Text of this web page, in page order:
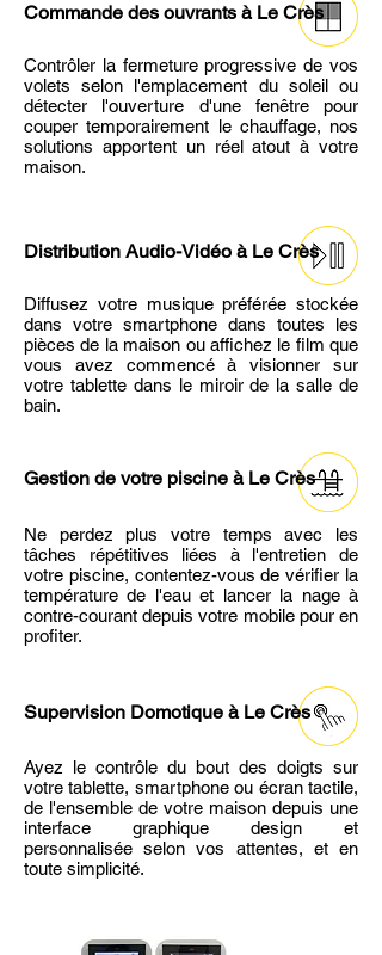
Commande des ouvrants à Le Crès
Contrôler la fermeture progressive de vos
volets selon l'emplacement du soleil ou
détecter l'ouverture d'une fenêtre pour
couper temporairement le chauffage, nos
solutions apportent un réel atout à votre
maison.
Distribution Audio-Vidéo à Le Crès
Diffusez votre musique préférée stockée
dans votre smartphone dans toutes les
pièces de la maison ou affichez le film que
vous avez commencé à visionner sur
votre tablette dans le miroir de la salle de
bain.
Gestion de votre piscine à Le Crès
Ne perdez plus votre temps avec les
tâches répétitives liées à l'entretien de
votre piscine, contentez-vous de vérifier la
température de l'eau et lancer la nage à
contre-courant depuis votre mobile pour en
profiter.
Supervision Domotique à Le Crès
Ayez le contrôle du bout des doigts sur
votre tablette, smartphone ou écran tactile,
de l'ensemble de votre maison depuis une
interface graphique design et
personnalisée selon vos attentes, et en
toute simplicité.